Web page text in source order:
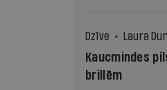
Dzīve Laura
Kaucmindes
brillēm